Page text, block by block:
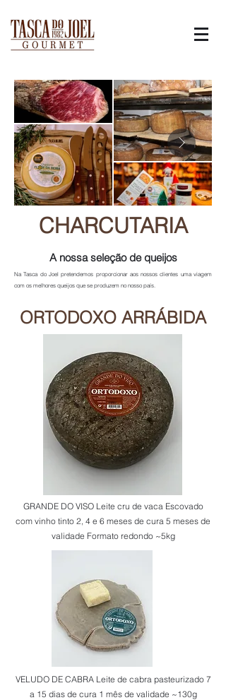
CHARCUTARIA
A nossa seleção de queijos
Na Tasca do Joel pretendemos proporcionar aos nossos clientes uma viagem
com os melhores queijos que se produzem no nosso país.
ORTODOXO ARRÁBIDA
GRANDE DO VISO Leite cru de vaca Escovado
com vinho tinto 2, 4 e 6 meses de cura 5 meses de
validade Formato redondo ~5kg
VELUDO DE CABRA Leite de cabra pasteurizado 7
a 15 dias de cura 1 mês de validade ~130g